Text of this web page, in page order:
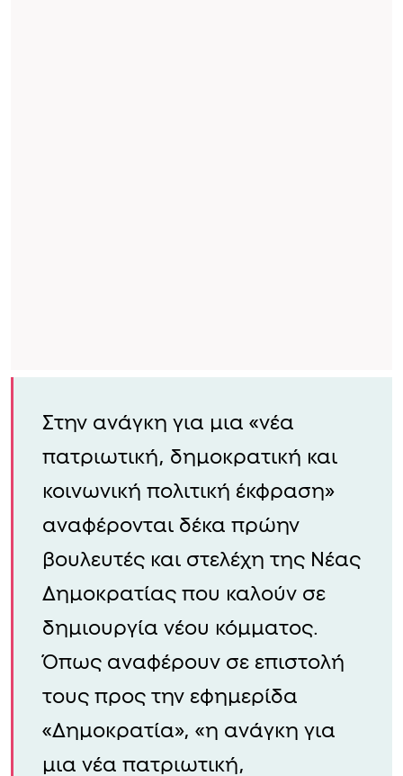
Στην ανάγκη για μια «νέα
πατριωτική, δημοκρατική και
κοινωνική πολιτική έκφραση»
αναφέρονται δέκα πρώην
βουλευτές και στελέχη της Νέας
Δημοκρατίας που καλούν σε
δημιουργία νέου κόμματος.
Όπως αναφέρουν σε επιστολή
τους προς την εφημερίδα
«Δημοκρατία», «η ανάγκη για
μια νέα πατριωτική,